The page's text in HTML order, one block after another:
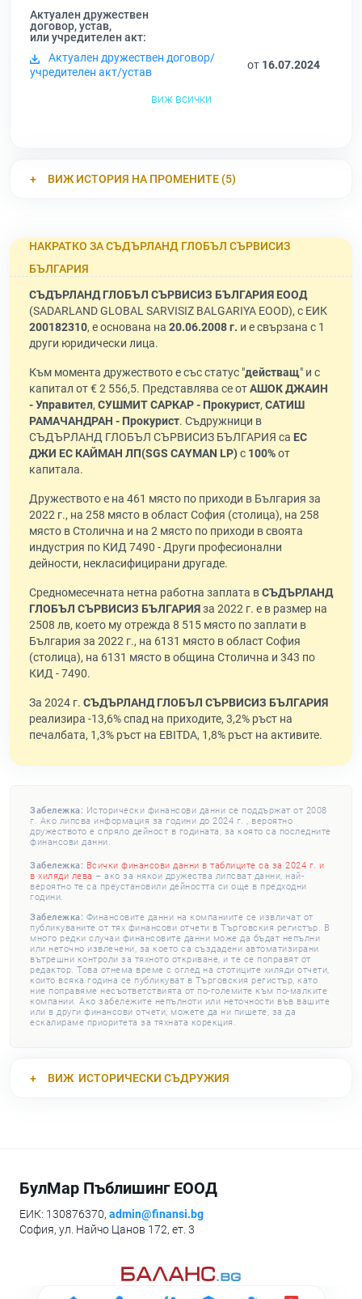
Актуален дружествен
договор, устав,
или учредителен акт:
Актуален дружествен договор/
учредителен акт/устав
от 16.07.2024
виж всички
ВИЖ ИСТОРИЯ НА ПРОМЕНИТЕ (5)
НАКРАТКО ЗА СЪДЪРЛАНД ГЛОБЪЛ СЪРВИСИЗ
БЪЛГАРИЯ
СЪДЪРЛАНД ГЛОБЪЛ СЪРВИСИЗ БЪЛГАРИЯ ЕООД
(SADARLAND GLOBAL SARVISIZ BALGARIYA EOOD), с ЕИК
200182310, е основана на 20.06.2008 г. и е свързана с 1
други юридически лица.
Към момента дружеството е със статус "действащ" и с
капитал от € 2 556,5. Представлява се отАШОК ДЖАИН
- Управител, СУШМИТ САРКАР - Прокурист, САТИШ
РАМАЧАНДРАН - Прокурист. Съдружници в
СЪДЪРЛАНД ГЛОБЪЛ СЪРВИСИЗ БЪЛГАРИЯ са ЕС
ДЖИ ЕС КАЙМАН ЛП(SGS САYМАN LР)с 100%от
капитала.
Дружеството е на 461 място по приходи в България за
2022 г., на 258 място в област София (столица), на 258
място в Столична и на 2 място по приходи в своята
индустрия по КИД 7490 - Други професионални
дейности, некласифицирани другаде.
Средномесечната нетна работна заплата вСЪДЪРЛАНД
ГЛОБЪЛ СЪРВИСИЗ БЪЛГАРИЯза 2022 г. е в размер на
2508 лв, което му отрежда 8 515 място по заплати в
България за 2022 г., на 6131 място в област София
(столица), на 6131 място в община Столична и 343 по
КИД - 7490.
За 2024 г. СЪДЪРЛАНД ГЛОБЪЛ СЪРВИСИЗ БЪЛГАРИЯ
реализира -13,6% спад на приходите, 3,2% ръст на
печалбата, 1,3% ръст на EBITDA, 1,8% ръст на активите.
Забележка: Исторически финансови данни се поддържат от 2008
г. Ако липсва информация за години до 2024 г. , вероятно
дружеството е спряло дейност в годината, за която са последните
финансови данни.
Забележка: Всички финансови данни в таблиците са за 2024 г. и
в хиляди лева – ако за някои дружества липсват данни, най-
вероятно те са преустановили дейността си още в предходни
години.
Забележка: Финансовите данни на компаниите се извличат от
публикуваните от тях финансови отчети в Търговския регистър. В
много редки случаи финансовите данни може да бъдат непълни
или неточно извлечени, за което са създадени автоматизирани
вътрешни контроли за тяхното откриване, и те се поправят от
редактор. Това отнема време с оглед на стотиците хиляди отчети,
които всяка година се публикуват в Търговския регистър, като
ние поправяме несъответствията от по-големите към по-малките
компании. Ако забележите непълноти или неточности във вашите
или в други финансови отчети, можете да ни пишете, за да
ескалираме приоритета за тяхната корекция.
ВИЖ ИСТОРИЧЕСКИ СЪДРУЖИЯ
БулМар Пъблишинг ЕООД
ЕИК: 130876370, admin@finansi.bg
София, ул. Найчо Цанов 172, ет. 3